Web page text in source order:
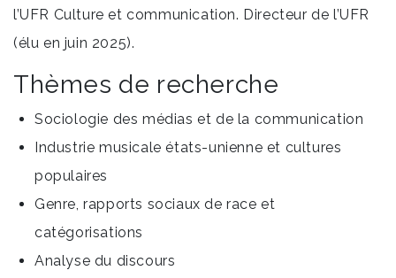
l’UFR Culture et communication. Directeur de l’UFR
(élu en juin 2025).
Thèmes de recherche
Sociologie des médias et de la communication
Industrie musicale états-unienne et cultures
populaires
Genre, rapports sociaux de race et
catégorisations
Analyse du discours